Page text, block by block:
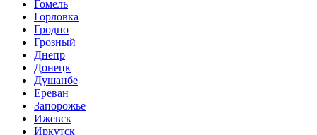
Гомель
Горловка
Гродно
Грозный
Днепр
Донецк
Душанбе
Ереван
Запорожье
Ижевск
Иркутск